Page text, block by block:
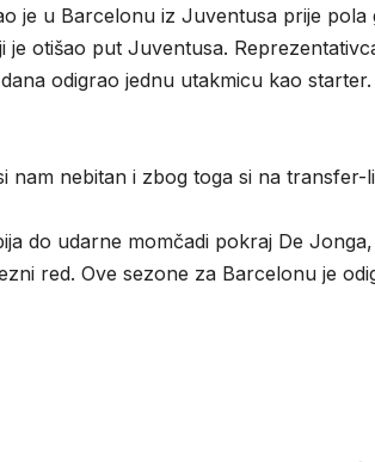
je u Barcelonu iz Juventusa prije
je otišao put Juventusa.
odigrao jednu utakmicu kao
nam nebitan i zbog toga si na transfer-
do udarne momčadi pokraj De
red. Ove sezone za Barcelonu je